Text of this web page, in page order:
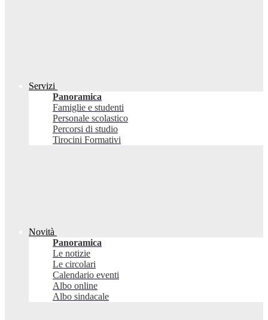
Servizi
Panoramica
Famiglie e studenti
Personale scolastico
Percorsi di studio
Tirocini Formativi
Novità
Panoramica
Le notizie
Le circolari
Calendario eventi
Albo online
Albo sindacale